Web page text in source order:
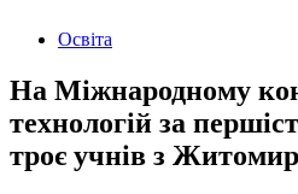
Освіта
На Міжнародному
технологій за
троє учнів з